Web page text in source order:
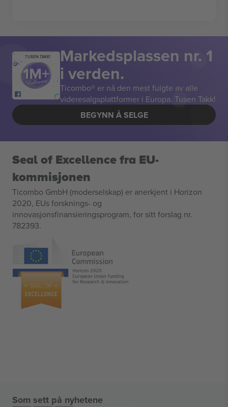
TUSEN TAKK! Markedsplassen nr. 1
i verden.
Ticombo® er nå den mest fulgte av alle
videresalgsplattformer i Europa. Tusen Takk!
BEGYNN Å SELGE
Seal of Excellence fra EU-
kommisjonen
Ticombo GmbH (moderselskap) er anerkjent i Horizon
2020, EUs forsknings- og
innovasjonsfinansieringsprogram, for sitt forslag nr.
782393.
Som sett på nyhetene